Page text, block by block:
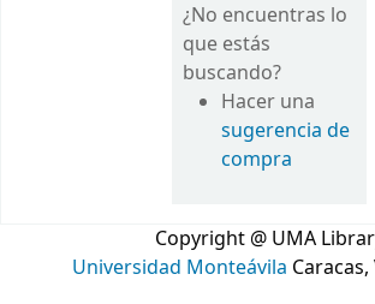
¿No encuentras lo
que estás
buscando?
Hacer una
sugerencia de
compra
Copyright @ UMA
Universidad Monteávila